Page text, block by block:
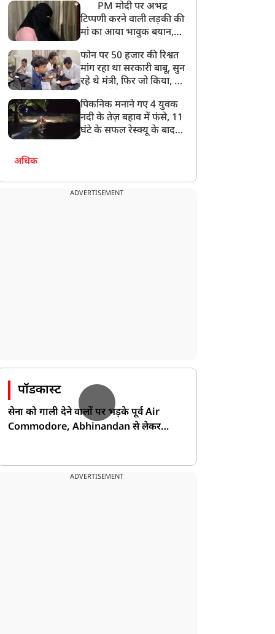
PM मोदी पर अभद्र
टिप्पणी करने वाली लड़की की
मां का आया भावुक बयान,
बेटी को गोद लें प्रधानमंत्री
फोन पर 50 हजार की रिश्वत
मांग रहा था सरकारी बाबू, सुन
रहे थे मंत्री, फिर जो किया, वो
पिकनिक मनाने गए 4 युवक
नदी के तेज़ बहाव में फंसे, 11
घंटे के सफल रेस्क्यू के बाद
अधिक
ADVERTISEMENT
पॉडकास्ट
सेना को गाली देने वालों पर भड़के पूर्व Air
Commodore, Abhinandan से लेकर
ADVERTISEMENT